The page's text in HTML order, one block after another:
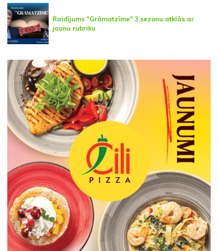
Raidījums "Grāmatzīme" 3.sezonu atklās ar
jaunu rubriku